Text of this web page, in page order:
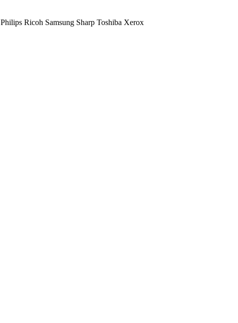
Philips Ricoh Samsung Sharp Toshiba Xerox